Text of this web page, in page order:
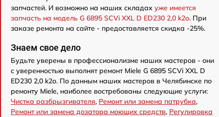
запчастей. И возможно на наших складах уже имеется
запчасть на модель G 6895 SCVi XXL D ED230 2,0 k2o. При
заказе ремонта на сайте - предоставляется скидка -25%.
Знаем свое дело
Будьте уверены в профессионализме наших мастеров - они
с уверенностью выполнят ремонт Miele G 6895 SCVi XXL D
ED230 2,0 k2o. По данным наших мастеров в Челябинске по
ремонту Miele, наиболее востребованы следующие услуги:
Чистка разбрызгивателя, Ремонт или замена патрубка,
Ремонт или замена дозатора моющих средств, Регулировка